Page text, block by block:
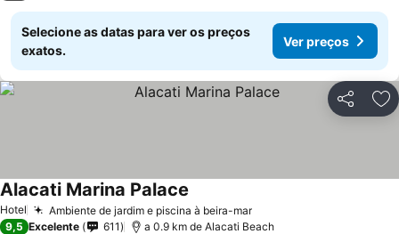
Selecione as datas para ver os preços
exatos.
Ver preços
Partilhar
Hotel Ambiente de jardim e piscina à beira-marVer preços
Alacati Marina Palace
9,5 Excelente 611 a 0.9 km de Alacati Beach